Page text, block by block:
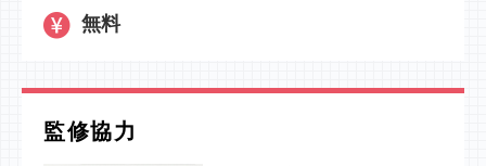
無料
監修協力